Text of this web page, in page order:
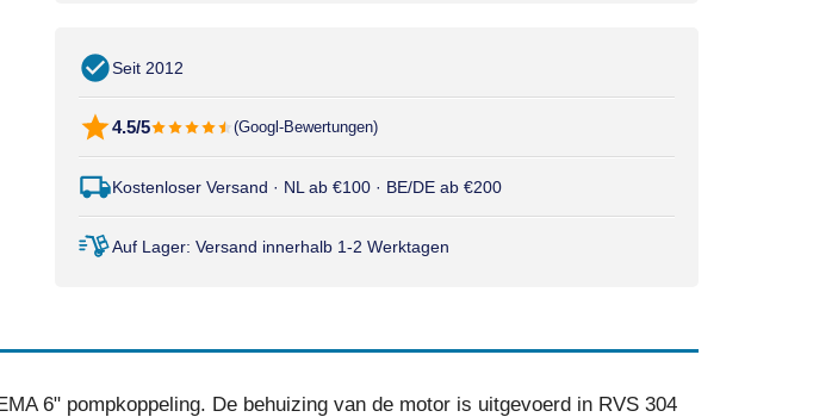
Seit 2012
4.5/5 (Googl-Bewertungen)
Kostenloser Versand · NL ab €100 · BE/DE ab €200
Auf Lager: Versand innerhalb 1-2 Werktagen
6" pompkoppeling. De behuizing van de motor is uitgevoerd in RVS 304